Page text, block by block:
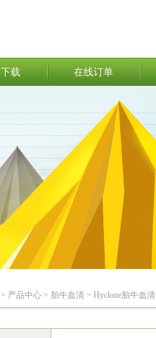
载 在线订单
> 产品中心 > 胎牛血清 > Hyclone胎牛血清